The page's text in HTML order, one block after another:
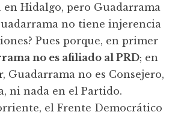
en Hidalgo, pero Guadarrama
no tiene injerencia
Pues porque, en primer
no es afiliado al PRD; en
Guadarrama no es Consejero,
ni nada en el Partido.
el Frente Democrático